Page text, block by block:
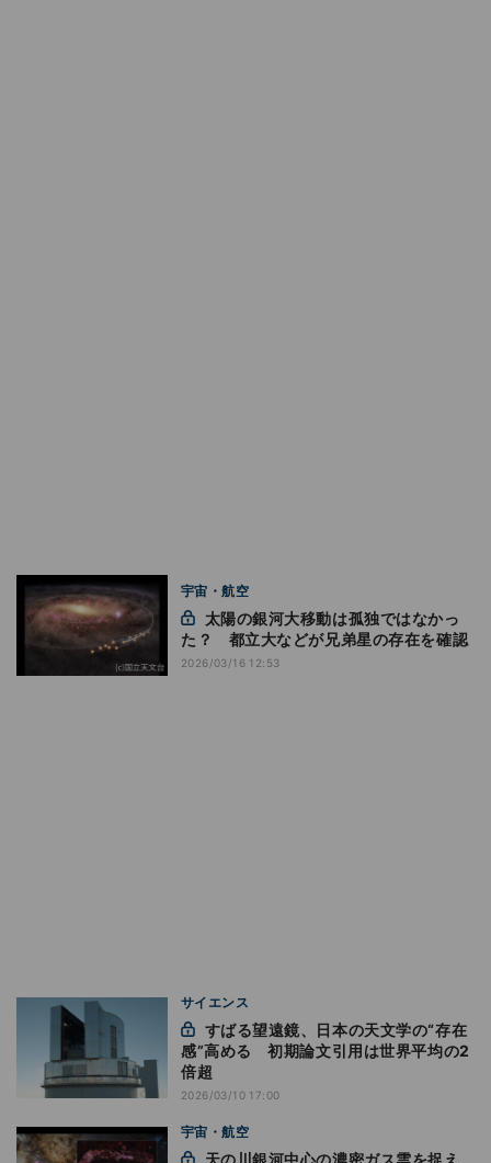
宇宙・航空
た？ 都立大などが兄弟星の存在を確認
2026/03/16 12:53
サイエンス
感”高める 初期論文引用は世界平均の2
倍超
2026/03/10 17:00
宇宙・航空